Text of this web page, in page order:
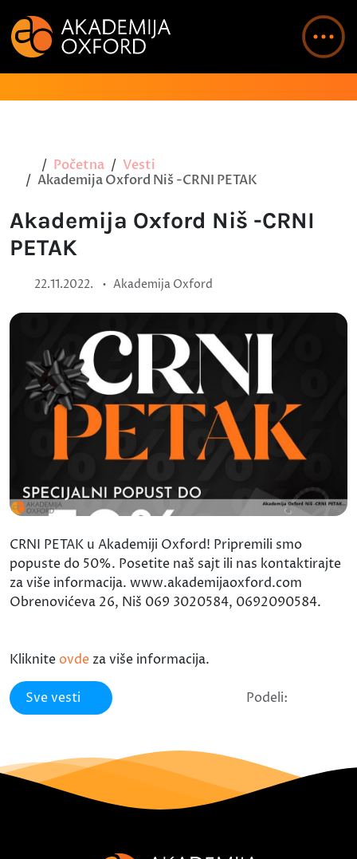
Početna
Vesti
Akademija Oxford Niš -CRNI PETAK
Akademija Oxford Niš -CRNI
PETAK
22.11.2022. • Akademija Oxford
CRNI PETAK u Akademiji Oxford! Pripremili smo
popuste do 50%. Posetite naš sajt ili nas kontaktirajte
za više informacija. www.akademijaoxford.com
Obrenovićeva 26, Niš 069 3020584, 0692090584.
Kliknite ovde za više informacija.
Sve vesti Podeli: